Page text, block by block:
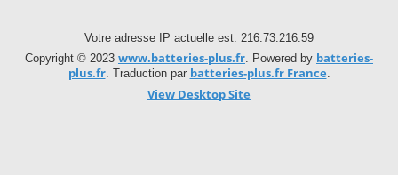
Votre adresse IP actuelle est: 216.73.216.59
Copyright © 2023 www.batteries-plus.fr. Powered by batteries-
plus.fr. Traduction par batteries-plus.fr France.
View Desktop Site